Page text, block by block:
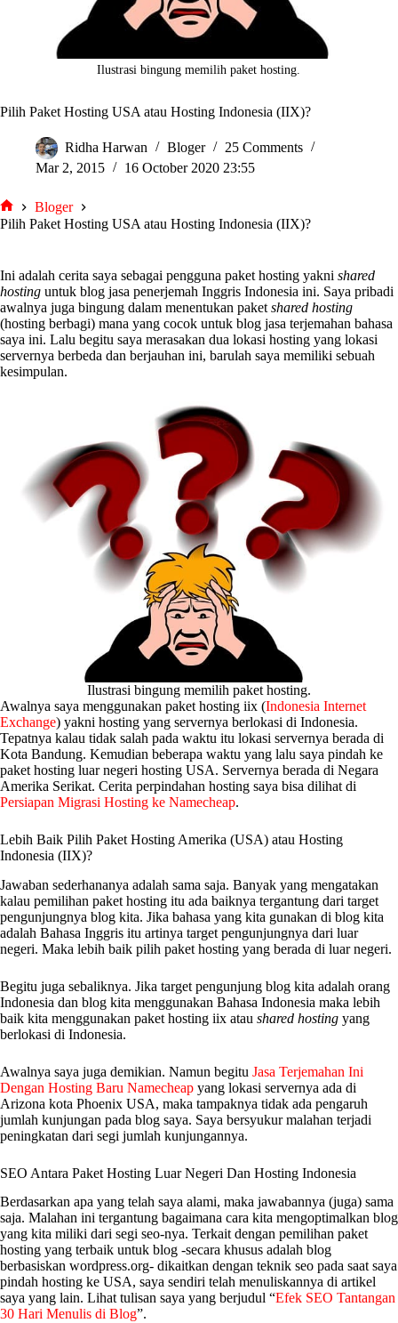
Ilustrasi bingung memilih paket hosting.
Pilih Paket Hosting USA atau Hosting Indonesia (IIX)?
Ridha Harwan Bloger
25 Comments
Mar 2, 2015
16 October 2020 23:55
tarjiem
Bloger
Pilih Paket Hosting USA atau Hosting Indonesia (IIX)?
Ini adalah cerita saya sebagai pengguna paket hosting yakni shared
hosting untuk blog jasa penerjemah Inggris Indonesia ini. Saya pribadi
awalnya juga bingung dalam menentukan paket shared hosting
(hosting berbagi) mana yang cocok untuk blog jasa terjemahan bahasa
saya ini. Lalu begitu saya merasakan dua lokasi hosting yang lokasi
servernya berbeda dan berjauhan ini, barulah saya memiliki sebuah
kesimpulan.
Ilustrasi bingung memilih paket hosting.
Awalnya saya menggunakan paket hosting iix (Indonesia Internet
Exchange) yakni hosting yang servernya berlokasi di Indonesia.
Tepatnya kalau tidak salah pada waktu itu lokasi servernya berada di
Kota Bandung. Kemudian beberapa waktu yang lalu saya pindah ke
paket hosting luar negeri hosting USA. Servernya berada di Negara
Amerika Serikat. Cerita perpindahan hosting saya bisa dilihat di
Persiapan Migrasi Hosting ke Namecheap.
Lebih Baik Pilih Paket Hosting Amerika (USA) atau Hosting
Indonesia (IIX)?
Jawaban sederhananya adalah sama saja. Banyak yang mengatakan
kalau pemilihan paket hosting itu ada baiknya tergantung dari target
pengunjungnya blog kita. Jika bahasa yang kita gunakan di blog kita
adalah Bahasa Inggris itu artinya target pengunjungnya dari luar
negeri. Maka lebih baik pilih paket hosting yang berada di luar negeri.
Begitu juga sebaliknya. Jika target pengunjung blog kita adalah orang
Indonesia dan blog kita menggunakan Bahasa Indonesia maka lebih
baik kita menggunakan paket hosting iix atau shared hosting yang
berlokasi di Indonesia.
Awalnya saya juga demikian. Namun begitu Jasa Terjemahan Ini
Dengan Hosting Baru Namecheap yang lokasi servernya ada di
Arizona kota Phoenix USA, maka tampaknya tidak ada pengaruh
jumlah kunjungan pada blog saya. Saya bersyukur malahan terjadi
peningkatan dari segi jumlah kunjungannya.
SEO Antara Paket Hosting Luar Negeri Dan Hosting Indonesia
Berdasarkan apa yang telah saya alami, maka jawabannya (juga) sama
saja. Malahan ini tergantung bagaimana cara kita mengoptimalkan blog
yang kita miliki dari segi seo-nya. Terkait dengan pemilihan paket
hosting yang terbaik untuk blog -secara khusus adalah blog
berbasiskan wordpress.org- dikaitkan dengan teknik seo pada saat saya
pindah hosting ke USA, saya sendiri telah menuliskannya di artikel
saya yang lain. Lihat tulisan saya yang berjudul “Efek SEO Tantangan
30 Hari Menulis di Blog”.